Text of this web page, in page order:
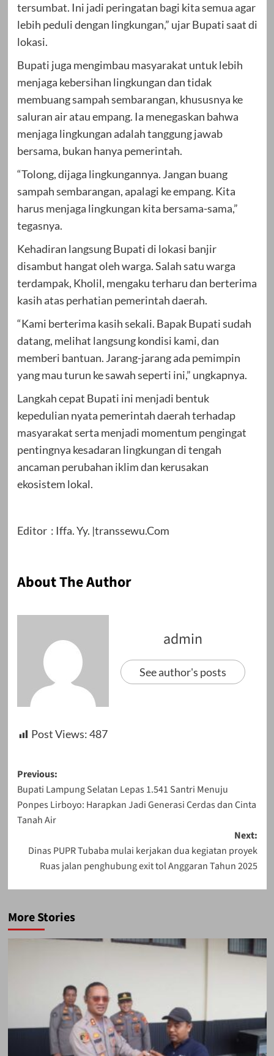
tersumbat. Ini jadi peringatan bagi kita semua agar
lebih peduli dengan lingkungan,” ujar Bupati saat di
lokasi.
Bupati juga mengimbau masyarakat untuk lebih
menjaga kebersihan lingkungan dan tidak
membuang sampah sembarangan, khususnya ke
saluran air atau empang. Ia menegaskan bahwa
menjaga lingkungan adalah tanggung jawab
bersama, bukan hanya pemerintah.
“Tolong, dijaga lingkungannya. Jangan buang
sampah sembarangan, apalagi ke empang. Kita
harus menjaga lingkungan kita bersama-sama,”
tegasnya.
Kehadiran langsung Bupati di lokasi banjir
disambut hangat oleh warga. Salah satu warga
terdampak, Kholil, mengaku terharu dan berterima
kasih atas perhatian pemerintah daerah.
“Kami berterima kasih sekali. Bapak Bupati sudah
datang, melihat langsung kondisi kami, dan
memberi bantuan. Jarang-jarang ada pemimpin
yang mau turun ke sawah seperti ini,” ungkapnya.
Langkah cepat Bupati ini menjadi bentuk
kepedulian nyata pemerintah daerah terhadap
masyarakat serta menjadi momentum pengingat
pentingnya kesadaran lingkungan di tengah
ancaman perubahan iklim dan kerusakan
ekosistem lokal.
Editor : Iffa. Yy. |transsewu.Com
About The Author
admin
See author's posts
Post Views:487
Post
navigation
Previous:
Bupati Lampung Selatan Lepas 1.541 Santri Menuju
Ponpes Lirboyo: Harapkan Jadi Generasi Cerdas dan Cinta
Tanah Air
Next:
Dinas PUPR Tubaba mulai kerjakan dua kegiatan proyek
Ruas jalan penghubung exit tol Anggaran Tahun 2025
More Stories